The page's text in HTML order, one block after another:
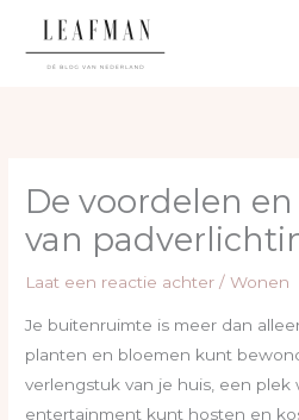
De voordelen
van
Laat een reactie achter /Wonen
Je buitenruimte is meer dan
planten en bloemen kunt
verlengstuk van je huis, een plek
entertainment kunt hosten en